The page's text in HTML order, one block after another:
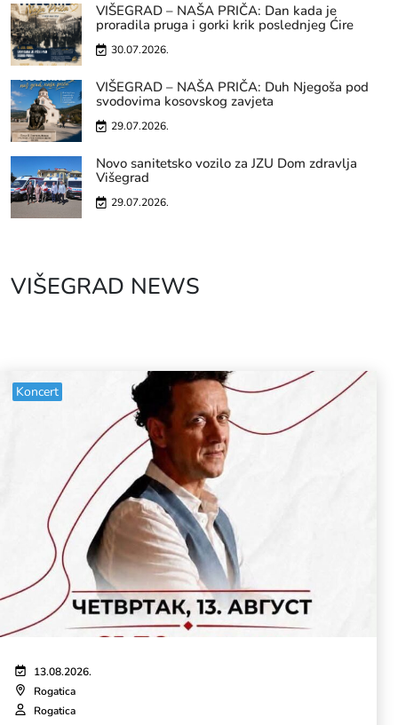
VIŠEGRAD – NAŠA PRIČA: Dan kada je
proradila pruga i gorki krik poslednjeg Ćire
30.07.2026.
VIŠEGRAD – NAŠA PRIČA: Duh Njegoša pod
svodovima kosovskog zavjeta
29.07.2026.
Novo sanitetsko vozilo za JZU Dom zdravlja
Višegrad
29.07.2026.
VIŠEGRAD NEWS
Koncert
13.08.2026.
Rogatica
Rogatica